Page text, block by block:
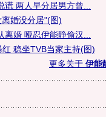
两人早分居男方曾...
婚没分居"(图)
婚 哑忍伊能静偷汉...
稳坐TVB当家主持(图)
更多关于 伊能